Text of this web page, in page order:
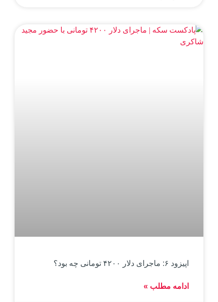
اپیزود ۶: ماجرای دلار ۴۲۰۰ تومانی چه بود؟
ادامه مطلب »